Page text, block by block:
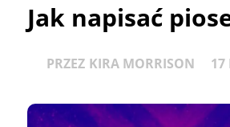
Jak napisać
PRZEZ KIRA MORRISON 17